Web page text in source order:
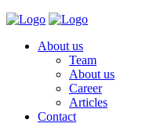
About us
Team
About us
Career
Articles
Contact